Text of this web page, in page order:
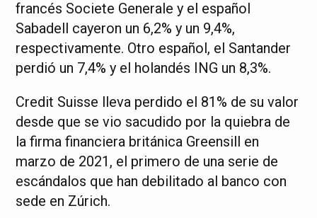
francés Societe Generale y el español
Sabadell cayeron un 6,2% y un 9,4%,
respectivamente. Otro español, el Santander
perdió un 7,4% y el holandés ING un 8,3%.
Credit Suisse lleva perdido el 81% de su valor
desde que se vio sacudido por la quiebra de
la firma financiera británica Greensill en
marzo de 2021, el primero de una serie de
escándalos que han debilitado al banco con
sede en Zúrich.